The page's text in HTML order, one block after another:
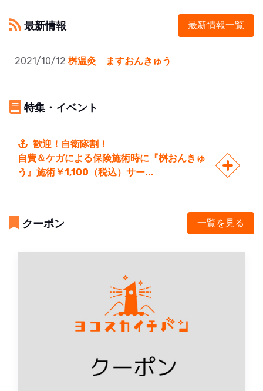
最新情報 最新情報一覧
2021/10/12 ​桝温灸 ますおんきゅう
特集・イベント
歓迎！自衛隊割！
自費＆ケガによる保険施術時に『桝おんきゅ
う』施術￥1,100（税込）サー...
クーポン 一覧を見る